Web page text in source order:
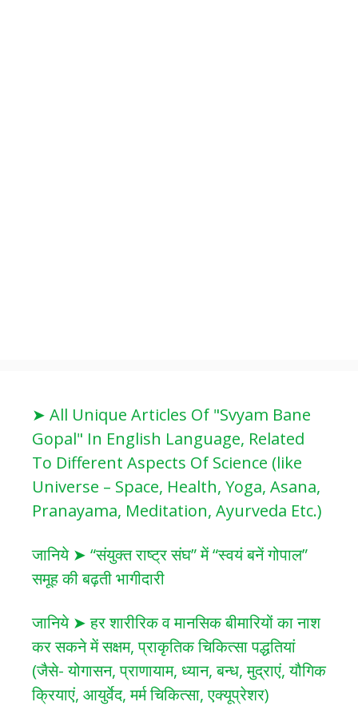
➤ All Unique Articles Of "Svyam Bane
Gopal" In English Language, Related
To Different Aspects Of Science (like
Universe – Space, Health, Yoga, Asana,
Pranayama, Meditation, Ayurveda Etc.)
जानिये ➤ “संयुक्त राष्ट्र संघ” में “स्वयं बनें गोपाल”
समूह की बढ़ती भागीदारी
जानिये ➤ हर शारीरिक व मानसिक बीमारियों का नाश
कर सकने में सक्षम, प्राकृतिक चिकित्सा पद्धतियां
(जैसे- योगासन, प्राणायाम, ध्यान, बन्ध, मुद्राएं, यौगिक
क्रियाएं, आयुर्वेद, मर्म चिकित्सा, एक्यूप्रेशर)